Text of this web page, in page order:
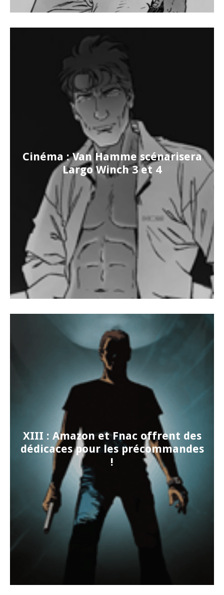
Cinéma : Van Hamme scénarisera
Largo Winch 3 et 4
XIII : Amazon et Fnac offrent des
dédicaces pour les précommandes
!